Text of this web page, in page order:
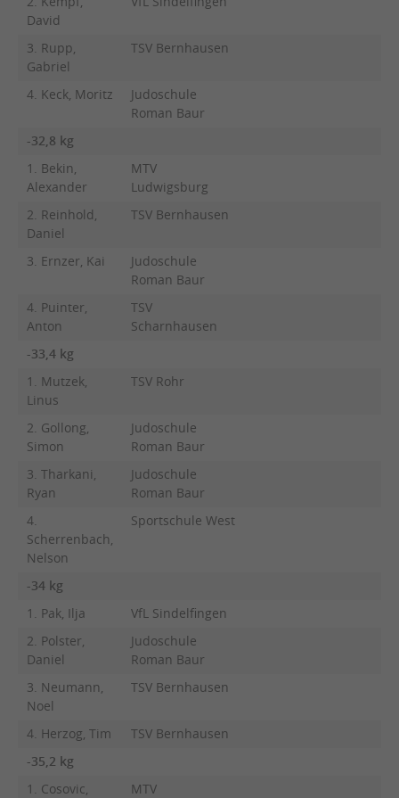
David
3. Rupp,
Gabriel
TSV Bernhausen
4. Keck, Moritz
Judoschule
Roman Baur
-32,8 kg
1. Bekin,
Alexander
MTV
Ludwigsburg
2. Reinhold,
Daniel
TSV Bernhausen
3. Ernzer, Kai
Judoschule
Roman Baur
4. Puinter,
Anton
TSV
Scharnhausen
-33,4 kg
1. Mutzek,
Linus
TSV Rohr
2. Gollong,
Simon
Judoschule
Roman Baur
3. Tharkani,
Ryan
Judoschule
Roman Baur
4.
Scherrenbach,
Nelson
Sportschule West
-34 kg
1. Pak, Ilja
VfL Sindelfingen
2. Polster,
Daniel
Judoschule
Roman Baur
3. Neumann,
Noel
TSV Bernhausen
4. Herzog, Tim
TSV Bernhausen
-35,2 kg
1. Cosovic,
MTV